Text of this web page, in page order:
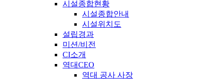
시설종합현황
시설종합안내
시설위치도
설립경과
미션/비전
CI소개
역대CEO
역대 공사 사장